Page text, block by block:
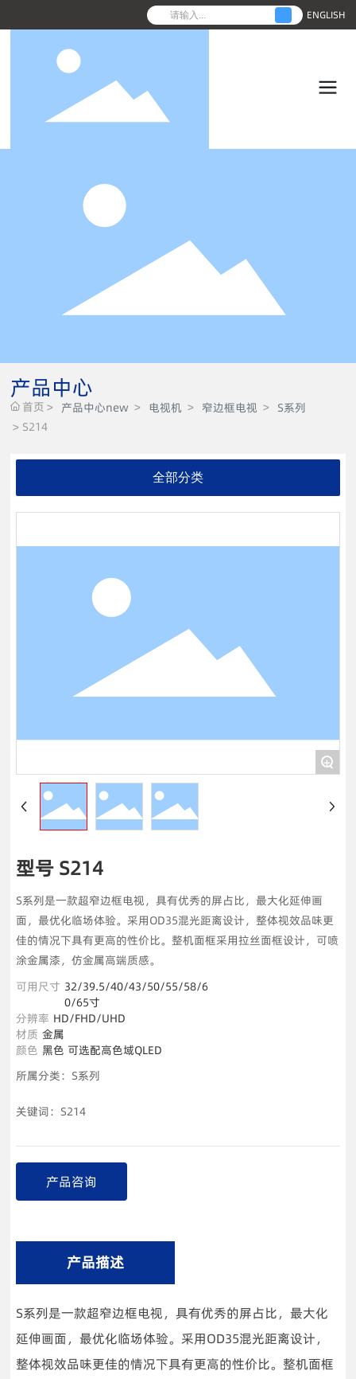
确
ENGLISH
产品中心
首页 产品中心new 电视机 窄边框电视
S系列
S214
全部分类
+
型号 S214
S系列是一款超窄边框电视，具有优秀的屏占比，最大化延伸画
面，最优化临场体验。采用OD35混光距离设计，整体视效品味更
佳的情况下具有更高的性价比。整机面框采用拉丝面框设计，可喷
涂金属漆，仿金属高端质感。
可用尺寸 32/39.5/40/43/50/55/58/6
0/65寸
分辨率 HD/FHD/UHD
材质 金属
颜色 黑色 可选配高色域QLED
所属分类：S系列
关键词：S214
产品咨询
产品描述
S系列是一款超窄边框电视，具有优秀的屏占比，最大化
延伸画面，最优化临场体验。采用OD35混光距离设计，
整体视效品味更佳的情况下具有更高的性价比。整机面框